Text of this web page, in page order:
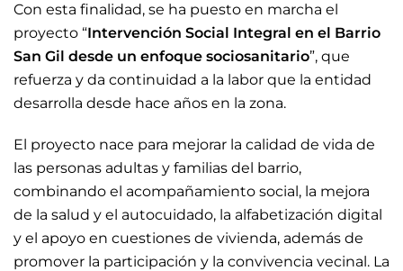
Con esta finalidad, se ha puesto en marcha el
proyecto “Intervención Social Integral en el Barrio
San Gil desde un enfoque sociosanitario”, que
refuerza y da continuidad a la labor que la entidad
desarrolla desde hace años en la zona.
El proyecto nace para mejorar la calidad de vida de
las personas adultas y familias del barrio,
combinando el acompañamiento social, la mejora
de la salud y el autocuidado, la alfabetización digital
y el apoyo en cuestiones de vivienda, además de
promover la participación y la convivencia vecinal. La